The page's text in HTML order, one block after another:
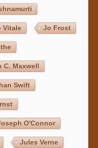
Vitale Jo Frost
C. Maxwell
Swift
O'Connor
Jules Verne